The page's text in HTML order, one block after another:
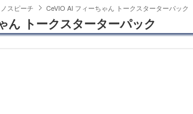
スピーチ CeVIO AI フィーちゃん トークスターターパック
ん トークスターターパック